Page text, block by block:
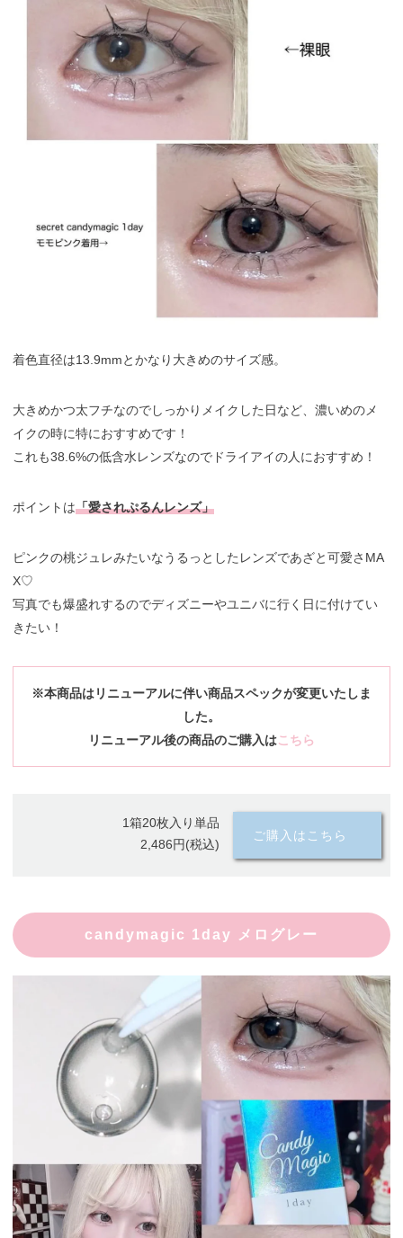
着色直径は13.9mmとかなり大きめのサイズ感。
大きめかつ太フチなのでしっかりメイクした日など、濃いめのメ
イクの時に特におすすめです！
これも38.6%の低含水レンズなのでドライアイの人におすすめ！
ポイントは「愛されぷるんレンズ」
ピンクの桃ジュレみたいなうるっとしたレンズであざと可愛さMA
X♡
写真でも爆盛れするのでディズニーやユニバに行く日に付けてい
きたい！
※本商品はリニューアルに伴い商品スペックが変更いたしま
した。
リニューアル後の商品のご購入はこちら
1箱20枚入り単品
2,486円(税込)
ご購入はこちら
candymagic 1day メログレー